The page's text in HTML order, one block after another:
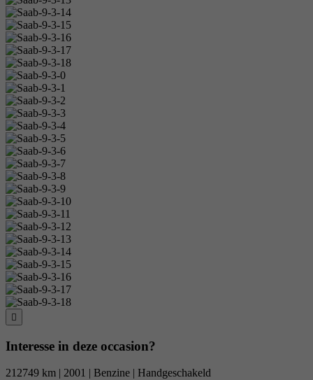
Interesse in deze occasion?
212749 km | 2001 | Benzine | Handgeschakeld